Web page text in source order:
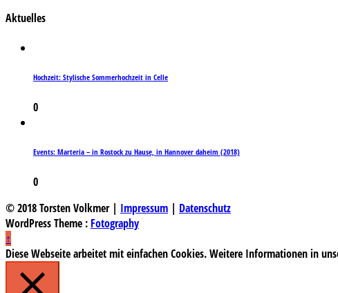
Aktuelles
Hochzeit: Stylische Sommerhochzeit in Celle
0
Events: Marteria – in Rostock zu Hause, in Hannover daheim (2018)
0
© 2018 Torsten Volkmer | Impressum | Datenschutz
WordPress Theme : Fotography
↑
Diese Webseite arbeitet mit einfachen Cookies. Weitere Informationen in